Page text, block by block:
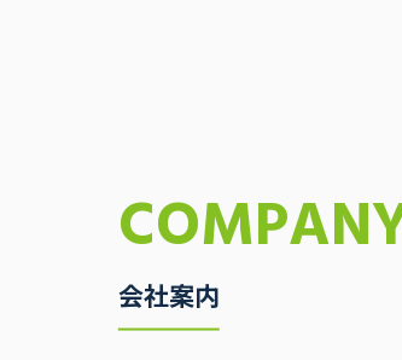
会社案内